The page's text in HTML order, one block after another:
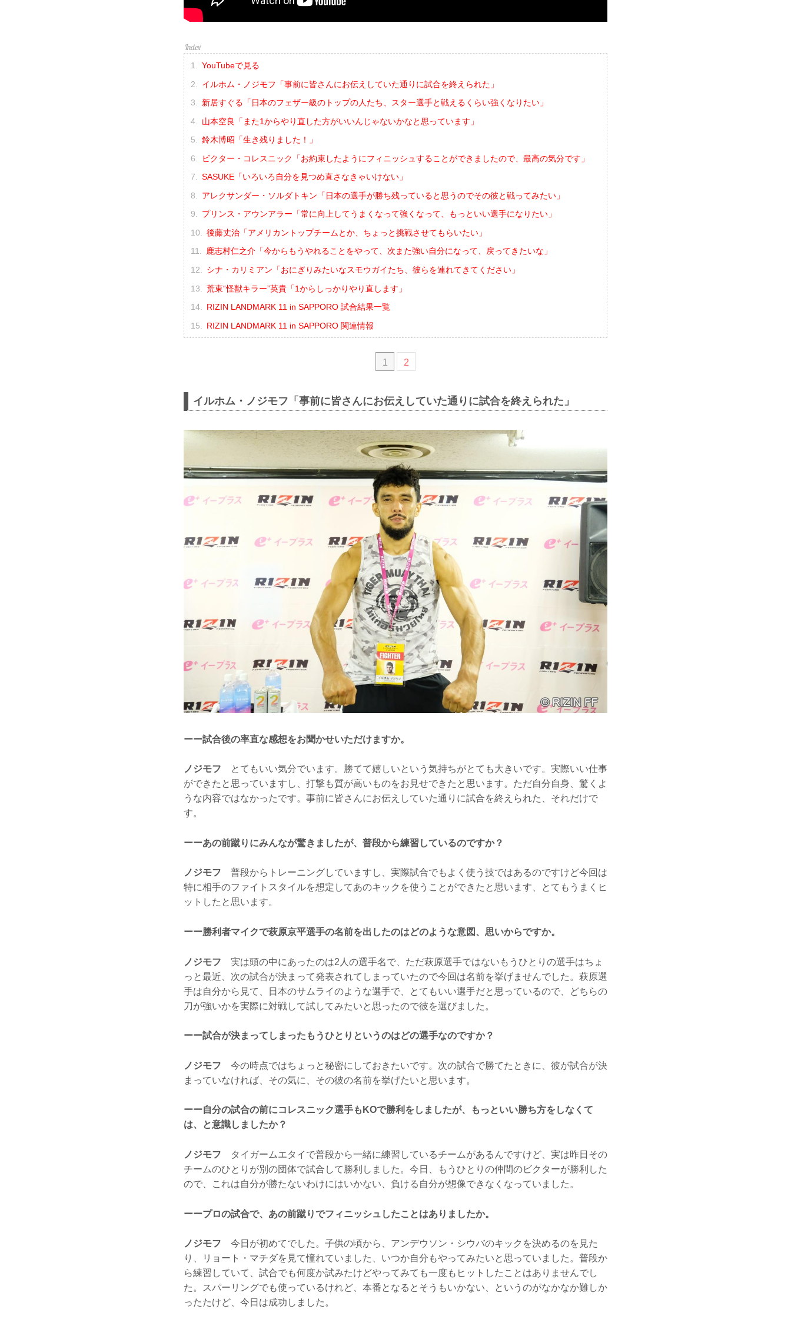
YouTubeで見る
イルホム・ノジモフ「事前に皆さんにお伝えしていた通りに試合を終えられた」
新居すぐる「日本のフェザー級のトップの人たち、スター選手と戦えるくらい強くなりたい」
山本空良「また1からやり直した方がいいんじゃないかなと思っています」
鈴木博昭「生き残りました！」
ビクター・コレスニック「お約束したようにフィニッシュすることができましたので、最高の気分です」
SASUKE「いろいろ自分を見つめ直さなきゃいけない」
アレクサンダー・ソルダトキン「日本の選手が勝ち残っていると思うのでその彼と戦ってみたい」
プリンス・アウンアラー「常に向上してうまくなって強くなって、もっといい選手になりたい」
後藤丈治「アメリカントップチームとか、ちょっと挑戦させてもらいたい」
鹿志村仁之介「今からもうやれることをやって、次また強い自分になって、戻ってきたいな」
シナ・カリミアン「おにぎりみたいなスモウガイたち、彼らを連れてきてください」
荒東“怪獣キラー”英貴「1からしっかりやり直します」
RIZIN LANDMARK 11 in SAPPORO 試合結果一覧
RIZIN LANDMARK 11 in SAPPORO 関連情報
1 2
イルホム・ノジモフ「事前に皆さんにお伝えしていた通りに試合を終えられた」
ーー試合後の率直な感想をお聞かせいただけますか。
ノジモフ とてもいい気分でいます。勝てて嬉しいという気持ちがとても大きいです。実際いい仕事
ができたと思っていますし、打撃も質が高いものをお見せできたと思います。ただ自分自身、驚くよ
うな内容ではなかったです。事前に皆さんにお伝えしていた通りに試合を終えられた、それだけで
す。
ーーあの前蹴りにみんなが驚きましたが、普段から練習しているのですか？
ノジモフ 普段からトレーニングしていますし、実際試合でもよく使う技ではあるのですけど今回は
特に相手のファイトスタイルを想定してあのキックを使うことができたと思います、とてもうまくヒ
ットしたと思います。
ーー勝利者マイクで萩原京平選手の名前を出したのはどのような意図、思いからですか。
ノジモフ 実は頭の中にあったのは2人の選手名で、ただ萩原選手ではないもうひとりの選手はちょ
っと最近、次の試合が決まって発表されてしまっていたので今回は名前を挙げませんでした。萩原選
手は自分から見て、日本のサムライのような選手で、とてもいい選手だと思っているので、どちらの
刀が強いかを実際に対戦して試してみたいと思ったので彼を選びました。
ーー試合が決まってしまったもうひとりというのはどの選手なのですか？
ノジモフ 今の時点ではちょっと秘密にしておきたいです。次の試合で勝てたときに、彼が試合が決
まっていなければ、その気に、その彼の名前を挙げたいと思います。
ーー自分の試合の前にコレスニック選手もKOで勝利をしましたが、もっといい勝ち方をしなくて
は、と意識しましたか？
ノジモフ タイガームエタイで普段から一緒に練習しているチームがあるんですけど、実は昨日その
チームのひとりが別の団体で試合して勝利しました。今日、もうひとりの仲間のビクターが勝利した
ので、これは自分が勝たないわけにはいかない、負ける自分が想像できなくなっていました。
ーープロの試合で、あの前蹴りでフィニッシュしたことはありましたか。
ノジモフ 今日が初めてでした。子供の頃から、アンデウソン・シウバのキックを決めるのを見た
り、リョート・マチダを見て憧れていました、いつか自分もやってみたいと思っていました。普段か
ら練習していて、試合でも何度か試みたけどやってみても一度もヒットしたことはありませんでし
た。スパーリングでも使っているけれど、本番となるとそうもいかない、というのがなかなか難しか
ったたけど、今日は成功しました。